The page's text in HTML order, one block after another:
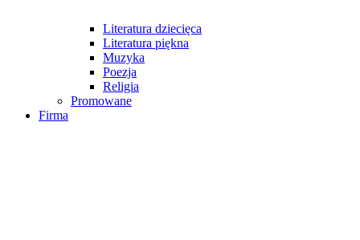
Literatura dziecięca
Literatura piękna
Muzyka
Poezja
Religia
Promowane
Firma